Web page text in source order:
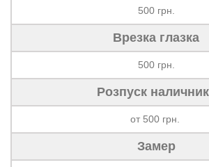
500 грн.
Врезка глазка
500 грн.
Розпуск
от 500 грн.
Замер